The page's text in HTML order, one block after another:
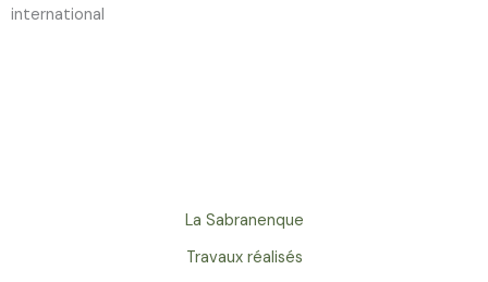
international
La Sabranenque
Travaux réalisés